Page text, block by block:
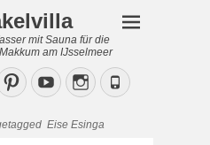
mit Sauna für die
am IJsselmeer
PinterestYouTubeInstagram
Phone
Eise Esinga